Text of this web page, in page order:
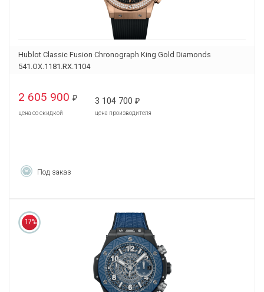
Hublot Classic Fusion Chronograph King Gold Diamonds
541.OX.1181.RX.1104
2 605 900 ₽
цена со скидкой
3 104 700 ₽
цена производителя
Под заказ
17%